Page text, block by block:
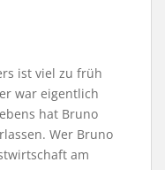
ist viel zu früh
war eigentlich
hat Bruno
Wer Bruno
am